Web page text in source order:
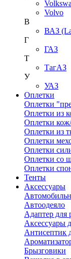
Volvo
В
ВАЗ
Г
ГАЗ
Т
ТагАЗ
У
УАЗ
Оплетки
Оплетки
Оплетки из
Оплетки
Оплетки из
Оплетки
Оплетки
Оплетки со
Оплетки
Тенты
Аксессуары
Автоодеяло
Адаптер для
Аксессуары
Антисептик
Брызговики